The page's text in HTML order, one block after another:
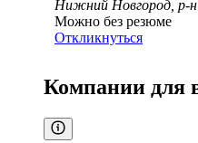
Нижний Новгород, р-н
Можно без резюме
Откликнуться
Компании для